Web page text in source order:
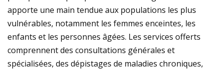
apporte une main tendue aux populations les plus
vulnérables, notamment les femmes enceintes, les
enfants et les personnes âgées. Les services offerts
comprennent des consultations générales et
spécialisées, des dépistages de maladies chroniques,